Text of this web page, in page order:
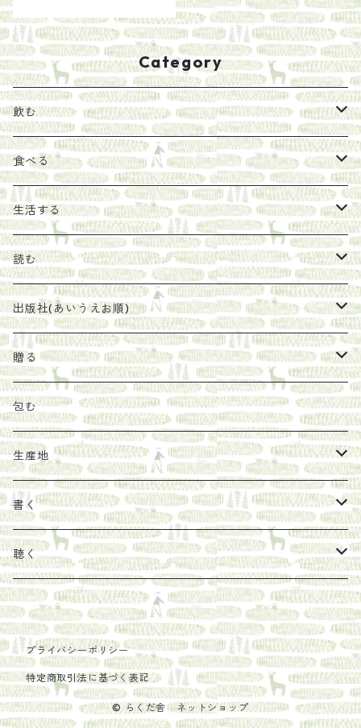
Category
飲む
お茶
エキス
珈琲豆
太山寺珈琲焙煎室
食べる
ジャム
うめぼし
塩
オリーブオイル
その他
マスコバド糖
しょうがパウダー
野菜・果物
新しょうが
レモン
生活する
エコラップ
石けん
ヘチマたわし
陶器
馬目隆宏
絵
タンブラー
読む
刊行から時間が経ったけれど、長く売り続けたい一冊
贈り物に勧めたい絵本
紀伊半島ブックマルシェ関連本
らくだ舎出帆室の参考本など
新刊では販売しづらくなった本を巡らせて
古本や自由価格本から探す
出版社(あいうえお順)
らくだ舎出帆室
リトルプレス
mario books
タイドラー
Sakumag
地下BOOKS
疋田千里
PHILOSOPHIA
海外出版社
古本
あ行
明石書店
赤々舎
亜紀書房
か行
偕成社
笠間書院
さ行
里山社
た行
贈る
包装
ギフトセット
カレンダー
カップ
ステッカー
包む
生産地
色川
そこそこ農園
農家民泊JUGEM
だものみち
安田農園
フィリピン
パレスチナ
インドネシア
メキシコ
書く
カムワッカ
らくだ舎
ポストカード
聴く
里
COLECTIVO ALTEPE
プライバシーポリシー
特定商取引法に基づく表記
© らくだ舎 ネットショップ